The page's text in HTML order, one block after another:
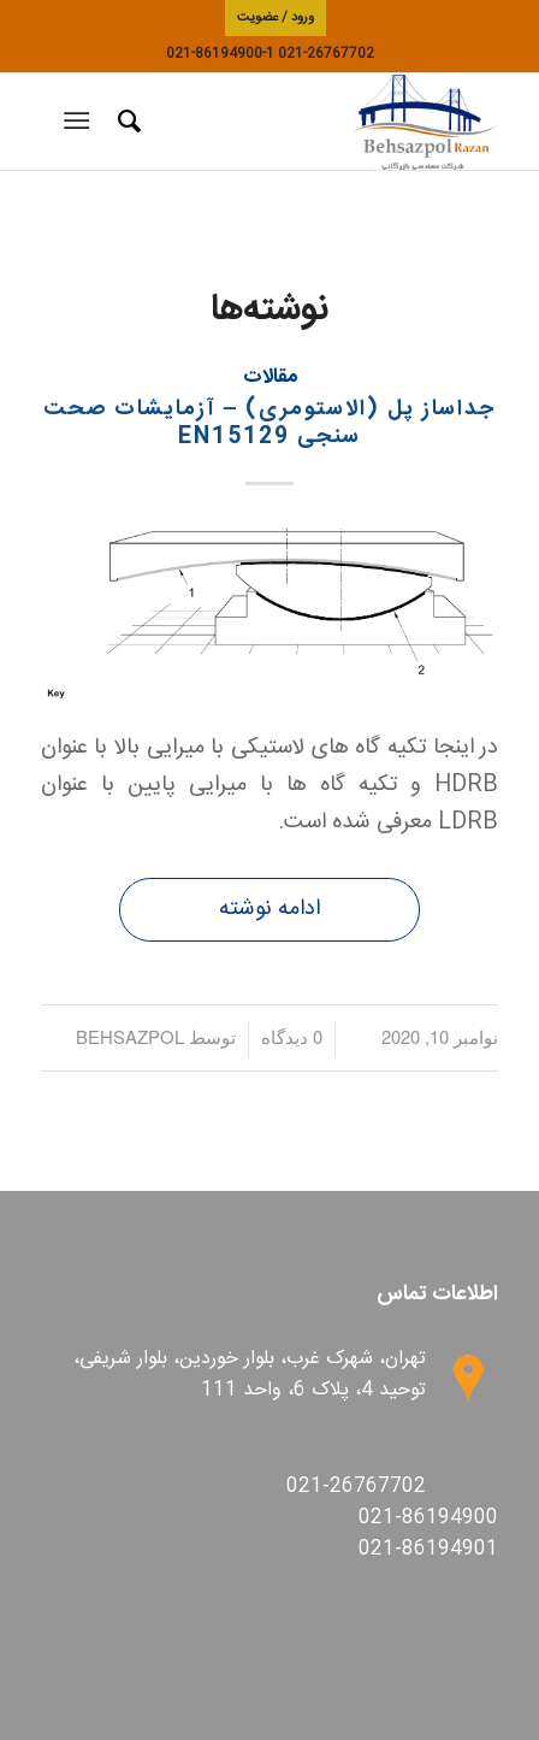
ورود / عضویت
021-26767702
021-86194900-1
نوشته‌ها
مقالات
جداساز پل (الاستومری) – آزمایشات صحت
سنجی EN15129
در اینجا تکیه گاه های لاستیکی با میرایی بالا با عنوان
HDRB و تکیه گاه ها با میرایی پایین با عنوان
LDRB معرفی شده است.
ادامه نوشته
نوامبر 10, 2020 / 0 دیدگاه/ توسطBEHSAZPOL
اطلاعات تماس
تهران، شهرک غرب، بلوار خوردین، بلوار شریفی،
توحید 4، پلاک 6، واحد 111
021-26767702
021-86194900
021-86194901